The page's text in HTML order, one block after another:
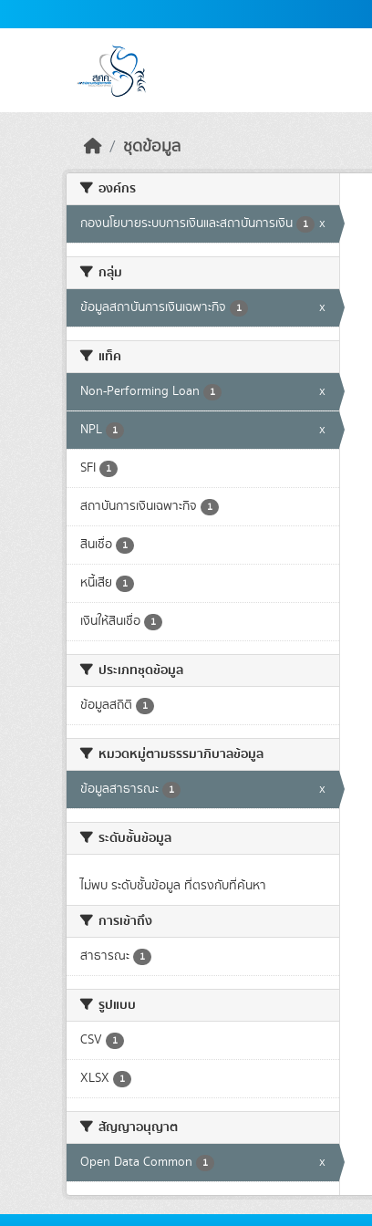
ชุดข้อมูล
องค์กร
กองนโยบายระบบการเงินและสถาบันการเงิน 1 x
กลุ่ม
ข้อมูลสถาบันการเงินเฉพาะกิจ 1 x
แท็ค
Non-Performing Loan 1 x
NPL 1 x
SFI 1
สถาบันการเงินเฉพาะกิจ 1
สินเชื่อ 1
หนี้เสีย 1
เงินให้สินเชื่อ 1
ประเภทชุดข้อมูล
ข้อมูลสถิติ 1
หมวดหมู่ตามธรรมาภิบาลข้อมูล
ข้อมูลสาธารณะ 1 x
ระดับชั้นข้อมูล
ไม่พบ ระดับชั้นข้อมูล ที่ตรงกับที่ค้นหา
การเข้าถึง
สาธารณะ 1
รูปแบบ
CSV 1
XLSX 1
สัญญาอนุญาต
Open Data Common 1 x